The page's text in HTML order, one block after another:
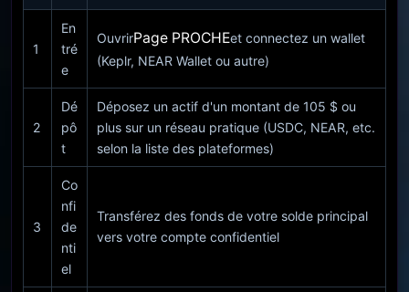
1
En
tré
e
OuvrirPage PROCHEet connectez un wallet
(Keplr, NEAR Wallet ou autre)
2
Dé
pô
t
Déposez un actif d'un montant de 105 $ ou
plus sur un réseau pratique (USDC, NEAR, etc.
selon la liste des plateformes)
3
Co
nfi
de
nti
el
Transférez des fonds de votre solde principal
vers votre compte confidentiel